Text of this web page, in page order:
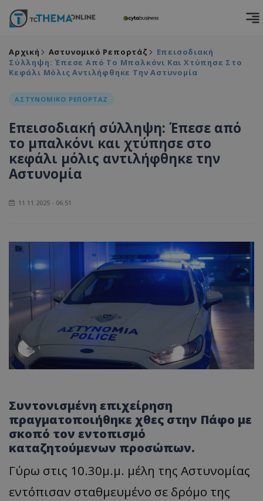
Αρχική Αστυνομικό Ρεπορτάζ
Επεισοδιακή
Σύλληψη: Έπεσε Από Το Μπαλκόνι Και Χτύπησε Στο
Κεφάλι Μόλις Αντιλήφθηκε Την Αστυνομία
ΑΣΤΥΝΟΜΙΚΟ ΡΕΠΟΡΤΑΖ
Επεισοδιακή σύλληψη: Έπεσε από
το μπαλκόνι και χτύπησε στο
κεφάλι μόλις αντιλήφθηκε την
Αστυνομία
11.11.2025 - 06:51
Συντονισμένη επιχείρηση
πραγματοποιήθηκε χθες στην Πάφο με
σκοπό τον εντοπισμό
καταζητούμενων προσώπων.
Γύρω στις 10.30μ.μ. μέλη της Αστυνομίας
εντόπισαν σταθμευμένο σε δρόμο της